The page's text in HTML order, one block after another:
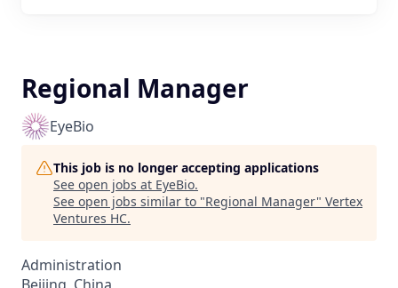
Regional Manager
EyeBio
This job is no longer accepting applications
See open jobs at EyeBio.
See open jobs similar to "Regional Manager" Vertex
Ventures HC.
Administration